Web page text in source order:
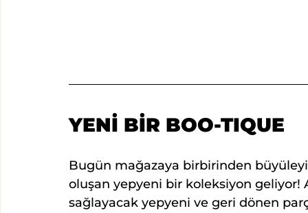
YENİ BİR BOO-TIQUE
Bugün mağazaya birbirinden
oluşan yepyeni bir koleksiyon geliyor!
sağlayacak yepyeni ve geri dönen